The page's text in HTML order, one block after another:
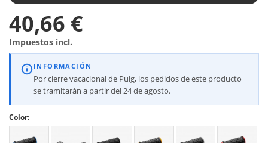
40,66 €
Impuestos incl.
INFORMACIÓN
Por cierre vacacional de Puig, los pedidos de este producto
se tramitarán a partir del 24 de agosto.
Color: